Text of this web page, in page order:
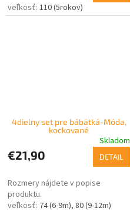
110 (5rokov)
4dielny set pre bábätká-Móda,
kockované
Skladom
€21,90 DETAIL
Rozmery nájdete v popise
produktu.
74 (6-9m) 80 (9-12m)